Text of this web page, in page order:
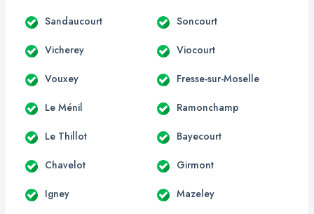
Sandaucourt Soncourt
Vicherey Viocourt
Vouxey Fresse-sur-Moselle
Le Ménil Ramonchamp
Le Thillot Bayecourt
Chavelot Girmont
Igney Mazeley